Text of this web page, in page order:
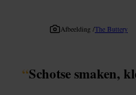
Afbeelding /The Buttery
“Schotse smaken,